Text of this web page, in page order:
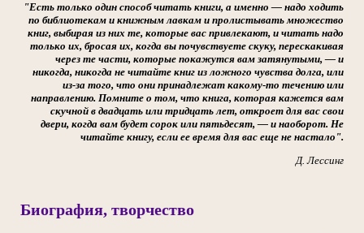
"Есть только один способ читать книги, а именно — надо ходить
по библиотекам и книжным лавкам и пролистывать множество
книг, выбирая из них те, которые вас привлекают, и читать надо
только их, бросая их, когда вы почувствуете скуку, перескакивая
через те части, которые покажутся вам затянутыми, — и
никогда, никогда не читайте книг из ложного чувства долга, или
из-за того, что они принадлежат какому-то течению или
направлению. Помните о том, что книга, которая кажется вам
скучной в двадцать или тридцать лет, откроет для вас свои
двери, когда вам будет сорок или пятьдесят, — и наоборот. Не
читайте книгу, если ее время для вас еще не настало".
Д. Лессинг
Биография, творчество